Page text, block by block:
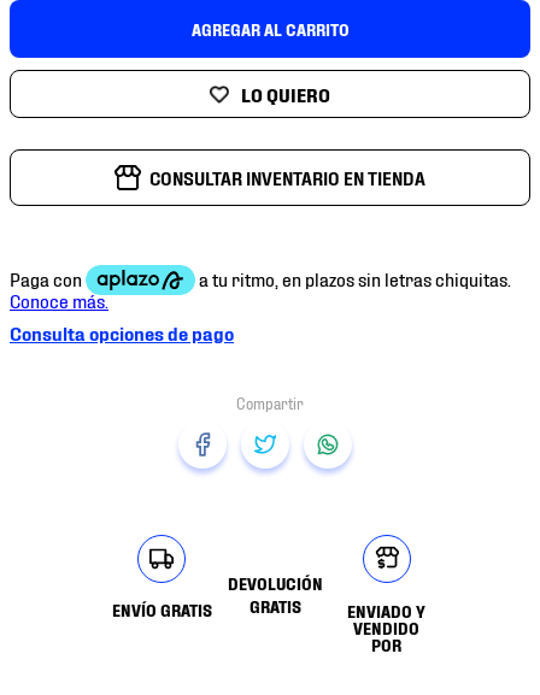
AGREGAR AL CARRITO
CONSULTAR INVENTARIO EN TIENDA
Consulta opciones de pago
ENVÍO GRATIS
DEVOLUCIÓN
GRATIS
ENVIADO Y
VENDIDO
POR
8.
chivas